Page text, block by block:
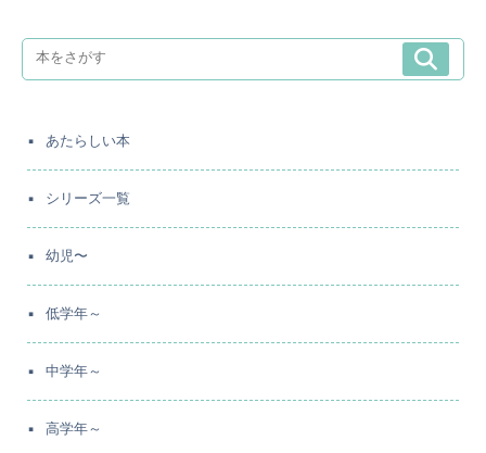
あたらしい本
シリーズ一覧
幼児〜
低学年～
中学年～
高学年～